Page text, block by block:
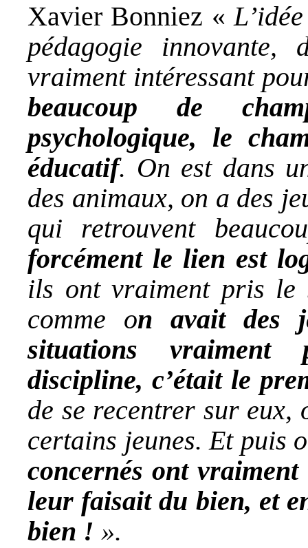
Xavier Bonniez «
pédagogie
vraiment intéressant
beaucoup de
psychologique, le
éducatif. On est dans
des animaux, on a des
qui retrouvent
forcément le lien est
ils ont vraiment pris
comme on avait des
situations vraiment
discipline, c’était le
de se recentrer sur eux,
certains jeunes. Et puis
concernés ont
leur faisait du bien, et
bien ! ».